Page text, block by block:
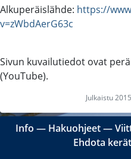
Alkuperäislähde: https://
v=zWbdAerG63c
Sivun kuvailutiedot ovat
(YouTube).
Julkaistu
Info ― Hakuohjeet―
Ehdota